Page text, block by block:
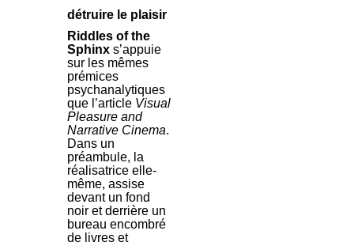
détruire le plaisir
Riddles of the
Sphinx s’appuie
sur les mêmes
prémices
psychanalytiques
que l’article Visual
Pleasure and
Narrative Cinema.
Dans un
préambule, la
réalisatrice elle-
même, assise
devant un fond
noir et derrière un
bureau encombré
de livres et